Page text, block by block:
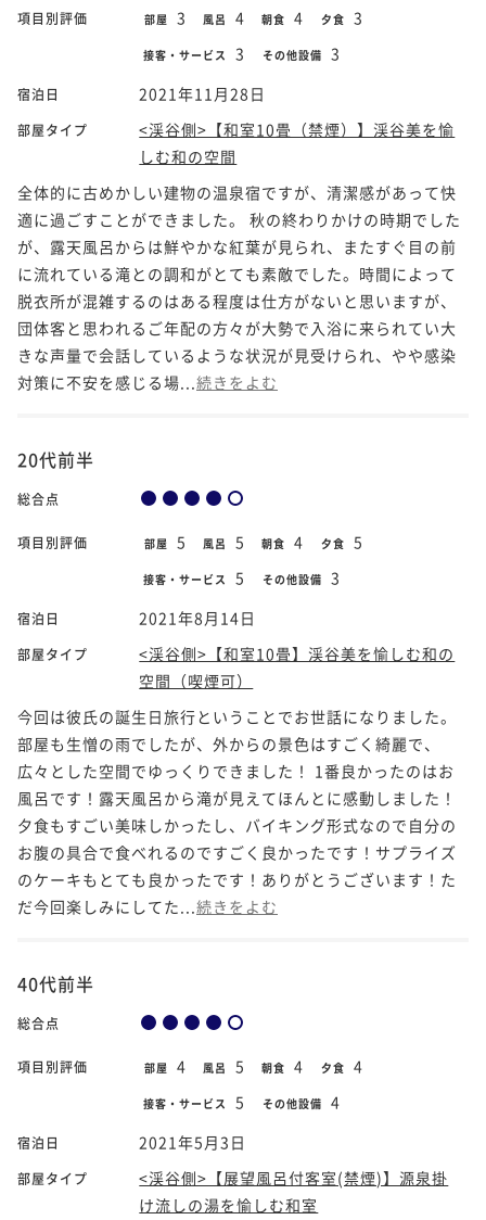
項目別評価 部屋 3 風呂 4 朝食 4 夕食 3
接客・サービス 3 その他設備 3
宿泊日 2021年11月28日
部屋タイプ
<渓谷側>【和室10畳（禁煙）】渓谷美を愉
しむ和の空間
全体的に古めかしい建物の温泉宿ですが、清潔感があって快
適に過ごすことができました。 秋の終わりかけの時期でした
が、露天風呂からは鮮やかな紅葉が見られ、またすぐ目の前
に流れている滝との調和がとても素敵でした。時間によって
脱衣所が混雑するのはある程度は仕方がないと思いますが、
団体客と思われるご年配の方々が大勢で入浴に来られてい大
きな声量で会話しているような状況が見受けられ、やや感染
対策に不安を感じる場... 続きをよむ
20代前半
総合点
項目別評価 部屋 5 風呂 5 朝食 4 夕食 5
接客・サービス 5 その他設備 3
宿泊日 2021年8月14日
部屋タイプ
<渓谷側>【和室10畳】渓谷美を愉しむ和の
空間（喫煙可）
今回は彼氏の誕生日旅行ということでお世話になりました。
部屋も生憎の雨でしたが、外からの景色はすごく綺麗で、
広々とした空間でゆっくりできました！ 1番良かったのはお
風呂です！露天風呂から滝が見えてほんとに感動しました！
夕食もすごい美味しかったし、バイキング形式なので自分の
お腹の具合で食べれるのですごく良かったです！サプライズ
のケーキもとても良かったです！ありがとうございます！た
だ今回楽しみにしてた... 続きをよむ
40代前半
総合点
項目別評価 部屋 4 風呂 5 朝食 4 夕食 4
接客・サービス 5 その他設備 4
宿泊日 2021年5月3日
部屋タイプ
<渓谷側>【展望風呂付客室(禁煙)】源泉掛
け流しの湯を愉しむ和室